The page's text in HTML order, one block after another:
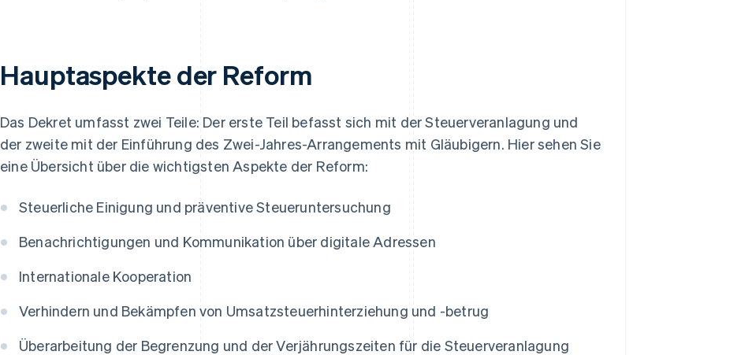
Hauptaspekte der Reform
Das Dekret umfasst zwei Teile: Der erste Teil befasst sich mit der Steuerveranlagung und
der zweite mit der Einführung des Zwei-Jahres-Arrangements mit Gläubigern. Hier sehen Sie
eine Übersicht über die wichtigsten Aspekte der Reform:
Steuerliche Einigung und präventive Steueruntersuchung
Benachrichtigungen und Kommunikation über digitale Adressen
Internationale Kooperation
Verhindern und Bekämpfen von Umsatzsteuerhinterziehung und -betrug
Überarbeitung der Begrenzung und der Verjährungszeiten für die Steuerveranlagung